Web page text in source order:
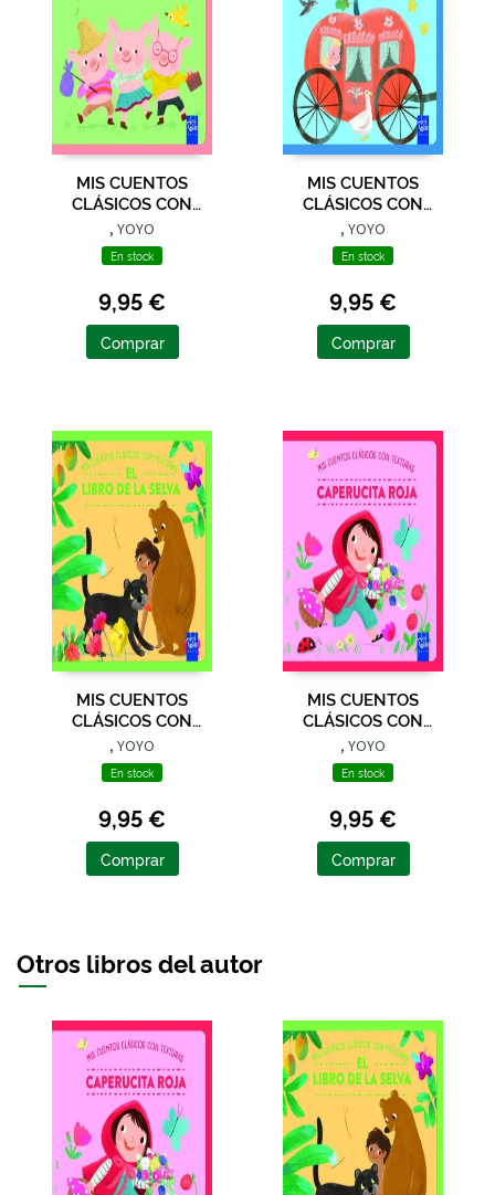
MIS CUENTOS
CLÁSICOS CON
TEXTURAS. LOS TRES
CERDITOS
, YOYO
En stock
9,95 €
Comprar
MIS CUENTOS
CLÁSICOS CON
TEXTURAS.
CENICIENTA
, YOYO
En stock
9,95 €
Comprar
MIS CUENTOS
CLÁSICOS CON
TEXTURAS. EL LIBRO
DE LA SELVA
, YOYO
En stock
9,95 €
Comprar
MIS CUENTOS
CLÁSICOS CON
TEXTURAS.
CAPERUCITA ROJA
, YOYO
En stock
9,95 €
Comprar
Otros libros del autor